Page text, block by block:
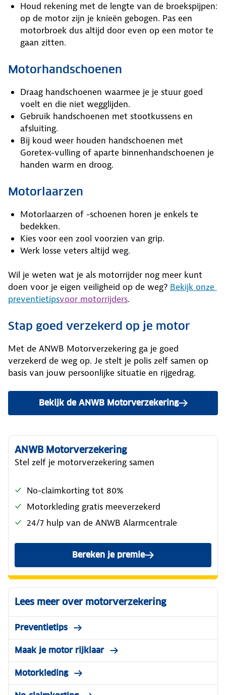
Houd rekening met de lengte van de broekspijpen:
op de motor zijn je knieën gebogen. Pas een
motorbroek dus altijd door even op een motor te
gaan zitten.
Motorhandschoenen
Draag handschoenen waarmee je je stuur goed
voelt en die niet wegglijden.
Gebruik handschoenen met stootkussens en
afsluiting.
Bij koud weer houden handschoenen met
Goretex-vulling of aparte binnenhandschoenen je
handen warm en droog.
Motorlaarzen
Motorlaarzen of -schoenen horen je enkels te
bedekken.
Kies voor een zool voorzien van grip.
Werk losse veters altijd weg.
Wil je weten wat je als motorrijder nog meer kunt
doen voor je eigen veiligheid op de weg? Bekijk onze
preventietipsvoor motorrijders.
Stap goed verzekerd op je motor
Met de ANWB Motorverzekering ga je goed
verzekerd de weg op. Je stelt je polis zelf samen op
basis van jouw persoonlijke situatie en rijgedrag.
Bekijk de ANWB Motorverzekering
ANWB Motorverzekering
Stel zelf je motorverzekering samen
No-claimkorting tot 80%
Motorkleding gratis meeverzekerd
24/7 hulp van de ANWB Alarmcentrale
Bereken je premie
Lees meer over motorverzekering
Preventietips
Maak je motor rijklaar
Motorkleding